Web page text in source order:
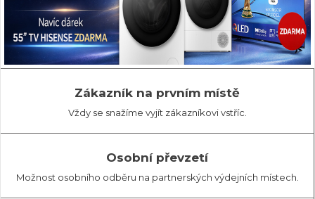
Zákazník na prvním místě
Vždy se snažíme vyjít zákazníkovi vstříc.
Osobní převzetí
Možnost osobního odběru na partnerských výdejních místech.